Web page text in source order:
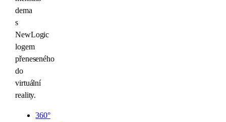
dema
s
NewLogic
logem
přeneseného
do
virtuální
reality.
360°